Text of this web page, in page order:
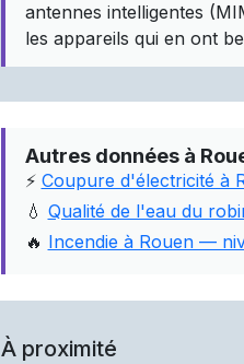
antennes intelligentes
les appareils qui en ont
Autres données à
⚡ Coupure d'électricité à
💧 Qualité de l'eau du
🔥 Incendie à Rouen —
À proximité